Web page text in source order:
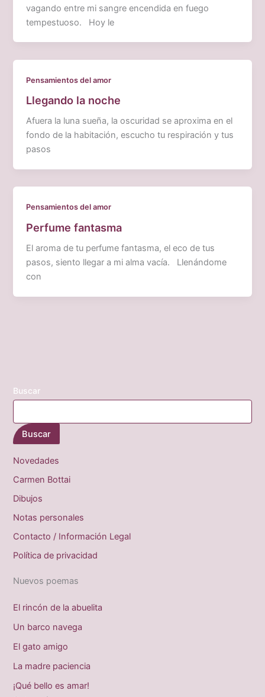
vagando entre mi sangre encendida en fuego
tempestuoso. Hoy le
Pensamientos del amor
Llegando la noche
Afuera la luna sueña, la oscuridad se aproxima en el
fondo de la habitación, escucho tu respiración y tus
pasos
Pensamientos del amor
Perfume fantasma
El aroma de tu perfume fantasma, el eco de tus
pasos, siento llegar a mi alma vacía. Llenándome
con
Buscar
Buscar
Novedades
Carmen Bottai
Dibujos
Notas personales
Contacto / Información Legal
Política de privacidad
Nuevos poemas
El rincón de la abuelita
Un barco navega
El gato amigo
La madre paciencia
¡Qué bello es amar!